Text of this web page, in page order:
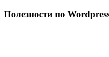
Полезности по